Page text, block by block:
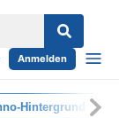
Anmelden
Hintergrund